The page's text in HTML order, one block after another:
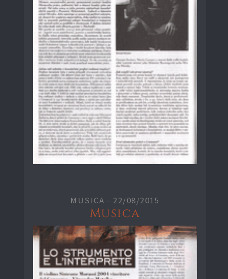
MUSICA - 22/08/2015
Musica